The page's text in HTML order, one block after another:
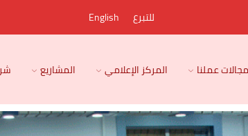
للتبرع English
عملنا المركز الإعلامي المشاريع